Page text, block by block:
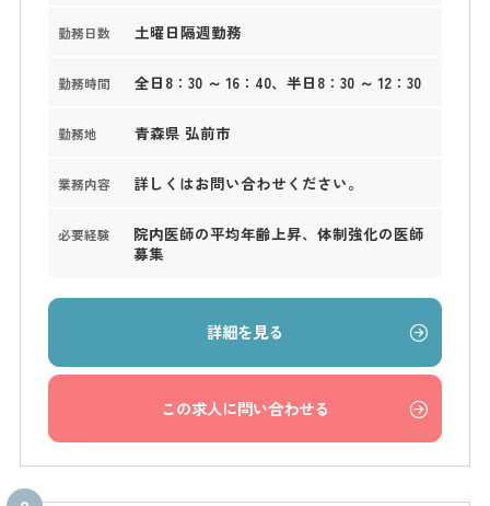
勤務日数 土曜日隔週勤務
勤務時間 全日8：30 ～ 16：40、半日8：30 ～ 12：30
勤務地 青森県 弘前市
業務内容 詳しくはお問い合わせください。
必要経験
院内医師の平均年齢上昇、体制強化の医師
募集
詳細を見る
この求人に問い合わせる